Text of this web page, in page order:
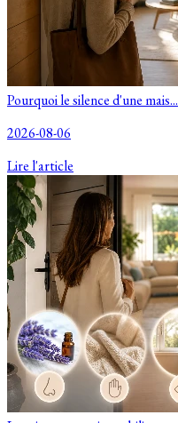
Pourquoi le silence d'une mais...
2026-08-06
Lire l'article